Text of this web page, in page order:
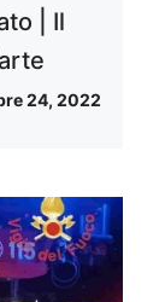
| Il
24, 2022